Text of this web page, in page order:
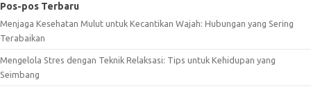
Pos-pos Terbaru
Menjaga Kesehatan Mulut untuk Kecantikan Wajah: Hubungan yang Sering
Terabaikan
Mengelola Stres dengan Teknik Relaksasi: Tips untuk Kehidupan yang
Seimbang